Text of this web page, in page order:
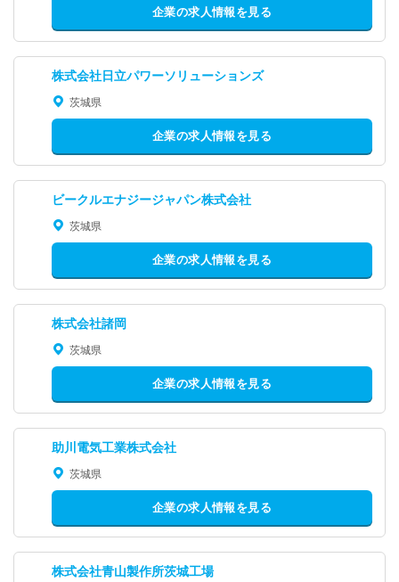
企業の求人情報を見る
株式会社日立パワーソリューションズ
茨城県
企業の求人情報を見る
ビークルエナジージャパン株式会社
茨城県
企業の求人情報を見る
株式会社諸岡
茨城県
企業の求人情報を見る
助川電気工業株式会社
茨城県
企業の求人情報を見る
株式会社青山製作所茨城工場